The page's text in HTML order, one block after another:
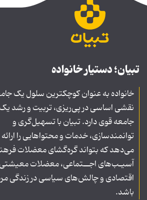
تبیان؛ دستیار خانواده
خانواده به عنوان کوچکترین سلول یک
نقشی اساسی در پی‌ریزی، تربیت و رشد یک
جامعه قوی دارد. تبیان با تسهیل‌گری و
توانمندسازی، خدمات و محتواهایی را ارائه
می‌دهد که بتواند گره‌گشای معضلات
آسیـب‌های اجــتماعی، معضلات
اقتصادی و چالش‌های سیاسی در زندگی
باشد.